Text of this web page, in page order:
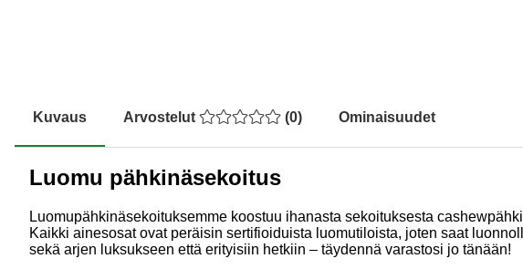
Kuvaus Arvostelut (0) Ominaisuudet
Luomu pähkinäsekoitus
Luomupähkinäsekoituksemme koostuu ihanasta sekoituksesta
Kaikki ainesosat ovat peräisin sertifioiduista luomutiloista, joten saat
sekä arjen luksukseen että erityisiin hetkiin – täydennä varastosi jo tänään!